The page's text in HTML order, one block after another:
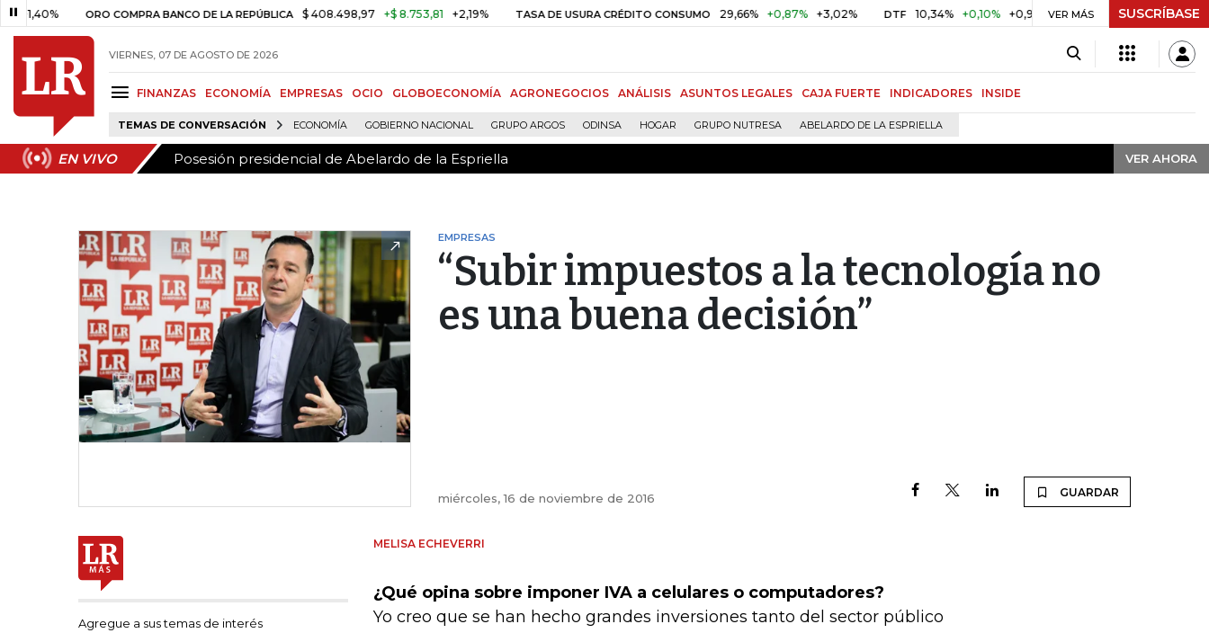
ORO COMPRA BANCO DE LA REPÚBLICA $ 408.498,97 +$ 8.753,81 +2,19% TASA DE USURA CRÉDITO CONSUMO 29,66% +0,87% +3,02% DTF 10,34% +0,10% +0,98% UVR $ 416,91 +$ 0,05 +0,01%
VER MÁS SUSCRÍBASE
VIERNES, 07 DE AGOSTO DE 2026
FINANZAS ECONOMÍA EMPRESAS OCIO GLOBOECONOMÍA AGRONEGOCIOS ANÁLISIS ASUNTOS LEGALES CAJA FUERTE INDICADORES INSIDE
TEMAS DE CONVERSACIÓN ECONOMÍA GOBIERNO NACIONAL GRUPO ARGOS ODINSA HOGAR GRUPO NUTRESA ABELARDO DE LA ESPRIELLA
EN VIVO Posesión presidencial de Abelardo de la Espriella VER AHORA
EN VIVO Posesión presidencial de Abelardo de la Espriella VER AHORA
EMPRESAS
“Subir impuestos a la tecnología no
es una buena decisión”
miércoles, 16 de noviembre de 2016 GUARDAR
Agregue a sus temas de interés
MELISA ECHEVERRI
¿Qué opina sobre imponer IVA a celulares o computadores?
Yo creo que se han hecho grandes inversiones tanto del sector público